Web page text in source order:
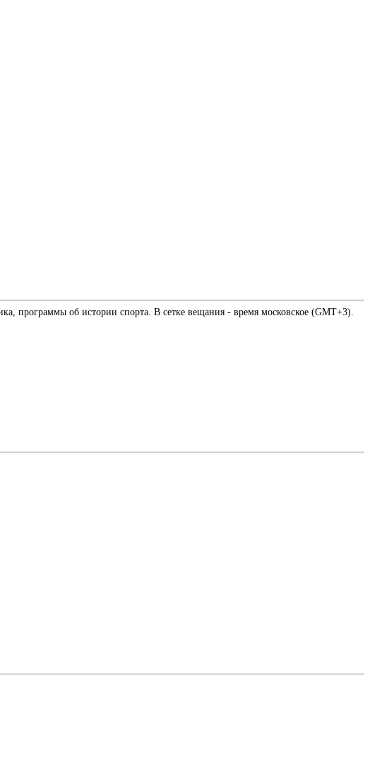
программы об истории спорта. В сетке вещания - время московское (GMT+3).